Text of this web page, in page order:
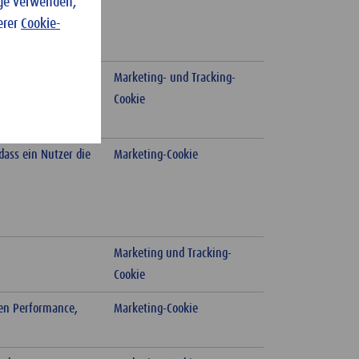
zur
von
Marketing- und Tracking-
Cookie
ein Nutzer die
Marketing-Cookie
Marketing und Tracking-
Cookie
Performance,
Marketing-Cookie
Cookie-